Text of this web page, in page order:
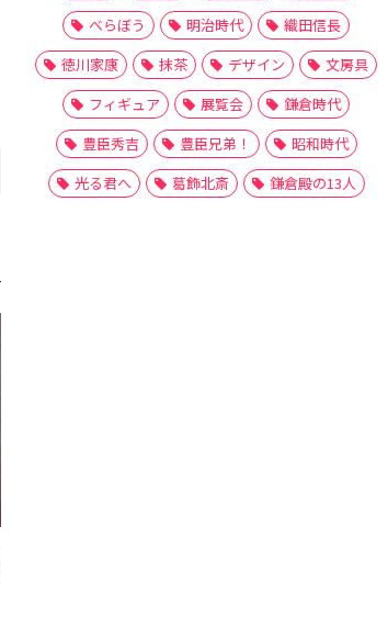
べらぼう
明治時代
織田信長
徳川家康
抹茶 デザイン
文房具
フィギュア
展覧会
鎌倉時代
豊臣秀吉
豊臣兄弟！
昭和時代
光る君へ
葛飾北斎 鎌倉殿の13人